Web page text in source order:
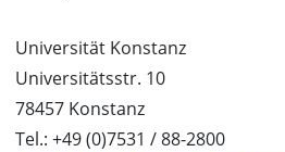
Universität Konstanz
Universitätsstr. 10
78457 Konstanz
Tel.: +49 (0)7531 / 88-2800